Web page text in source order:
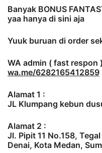
Banyak BONUS
yaa hanya di sini aja
Yuuk buruan di order
WA admin ( fast respon )
wa.me/6282165412859
Alamat 1 :
JL Klumpang kebun
Alamat 2 :
Jl. Pipit 11 No.158,
Denai, Kota Medan,